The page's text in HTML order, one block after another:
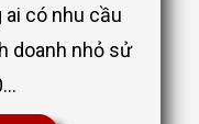
ai có nhu cầu
doanh nhỏ sử